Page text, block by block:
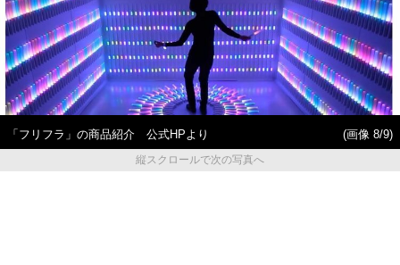
「フリフラ」の商品紹介 公式HPより
(画像 8/9)
縦スクロールで次の写真へ